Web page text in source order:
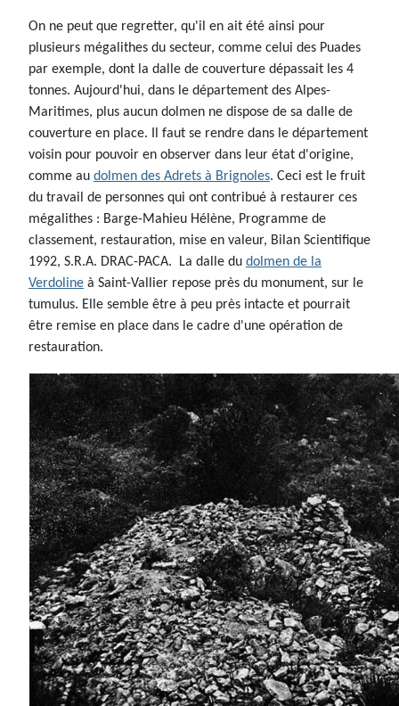
On ne peut que regretter, qu'il en ait été ainsi pour
plusieurs mégalithes du secteur, comme celui des Puades
par exemple, dont la dalle de couverture dépassait les 4
tonnes. Aujourd'hui, dans le département des Alpes-
Maritimes, plus aucun dolmen ne dispose de sa dalle de
couverture en place. Il faut se rendre dans le département
voisin pour pouvoir en observer dans leur état d'origine,
comme au dolmen des Adrets à Brignoles. Ceci est le fruit
du travail de personnes qui ont contribué à restaurer ces
mégalithes : Barge-Mahieu Hélène, Programme de
classement, restauration, mise en valeur, Bilan Scientifique
1992, S.R.A. DRAC-PACA. La dalle du dolmen de la
Verdoline à Saint-Vallier repose près du monument, sur le
tumulus. Elle semble être à peu près intacte et pourrait
être remise en place dans le cadre d'une opération de
restauration.